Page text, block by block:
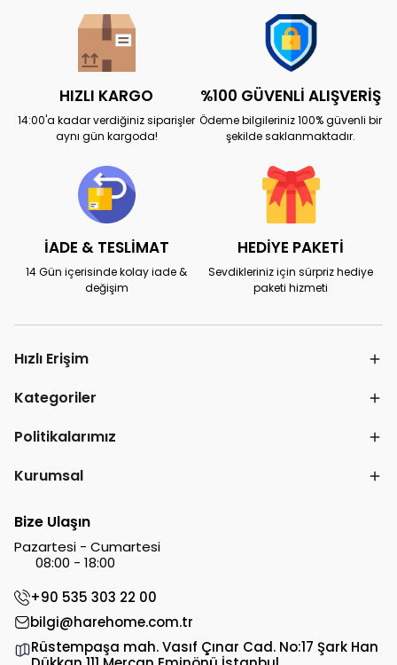
HIZLI KARGO
14:00'a kadar verdiğiniz siparişler
aynı gün kargoda!
%100 GÜVENLİ ALIŞVERİŞ
Ödeme bilgileriniz 100% güvenli bir
şekilde saklanmaktadır.
İADE & TESLİMAT
14 Gün içerisinde kolay iade &
değişim
HEDİYE PAKETİ
Sevdikleriniz için sürpriz hediye
paketi hizmeti
Hızlı Erişim
Kategoriler
Politikalarımız
Kurumsal
Bize Ulaşın
Pazartesi - Cumartesi
08:00 - 18:00
+90 535 303 22 00
bilgi@harehome.com.tr
Rüstempaşa mah. Vasıf Çınar Cad. No:17 Şark Han